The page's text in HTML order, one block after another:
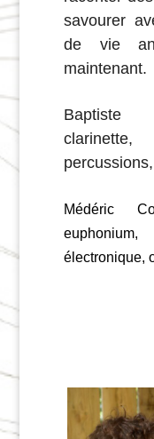
savourer
de vie
maintenant.
Baptiste
Médéric
électronique,